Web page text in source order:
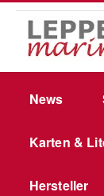
Hauptinhalt
Zur Suche
Zur
News
Karten &
Hersteller